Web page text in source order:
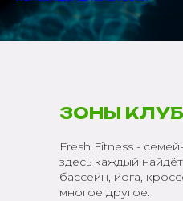
ЗОНЫ
Fresh Fitness -
здесь каждый
бассейн, йога,
многое другое.